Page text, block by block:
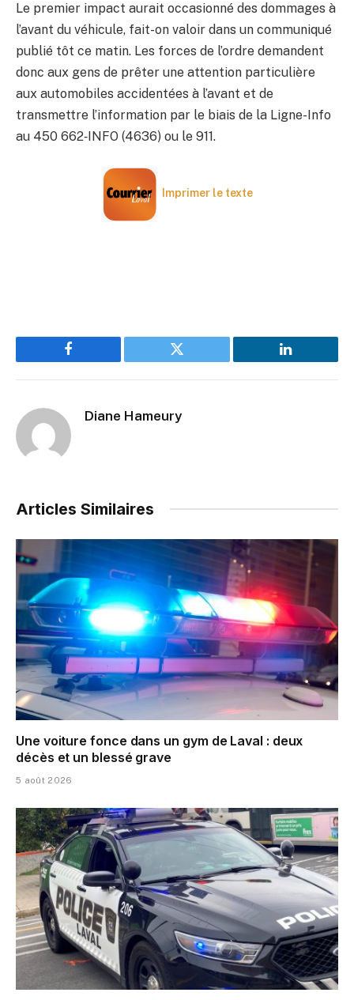
Le premier impact aurait occasionné des dommages à
l’avant du véhicule, fait-on valoir dans un communiqué
publié tôt ce matin. Les forces de l’ordre demandent
donc aux gens de prêter une attention particulière
aux automobiles accidentées à l’avant et de
transmettre l’information par le biais de la Ligne-Info
au 450 662‑INFO (4636) ou le 911.
Imprimer le texte
Facebook Twitter LinkedIn
Diane Hameury
Articles Similaires
Une voiture fonce dans un gym de Laval : deux
décès et un blessé grave
5 août 2026